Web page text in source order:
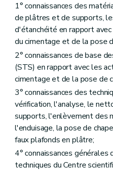
1° connaissances des
de plâtres et de supports,
d'étanchéité en rapport
du cimentage et de la pose
2° connaissances de base
(STS) en rapport avec les
cimentage et de la pose de
3° connaissances des
vérification, l'analyse, le
supports, l'enlèvement des
l'enduisage, la pose de
faux plafonds en plâtre;
4° connaissances
techniques du Centre